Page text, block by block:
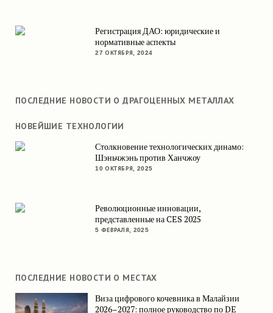
Регистрация ДАО: юридические и
нормативные аспекты
27 ОКТЯБРЯ, 2024
ПОСЛЕДНИЕ НОВОСТИ О ДРАГОЦЕННЫХ МЕТАЛЛАХ
НОВЕЙШИЕ ТЕХНОЛОГИИ
Столкновение технологических динамо:
Шэньчжэнь против Ханчжоу
10 ОКТЯБРЯ, 2025
Революционные инновации,
представленные на CES 2025
5 ФЕВРАЛЯ, 2025
ПОСЛЕДНИЕ НОВОСТИ О МЕСТАХ
Виза цифрового кочевника в Малайзии
2026–2027: полное руководство по DE